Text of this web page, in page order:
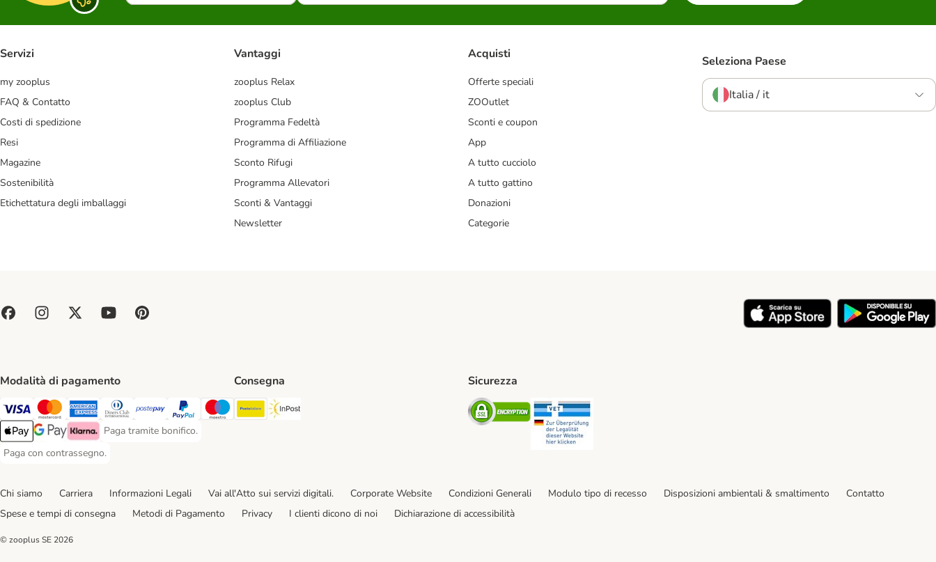
Servizi
my zooplus
FAQ & Contatto
Costi di spedizione
Resi
Magazine
Sostenibilità
Etichettatura degli imballaggi
Vantaggi
zooplus Relax
zooplus Club
Programma Fedeltà
Programma di Affiliazione
Sconto Rifugi
Programma Allevatori
Sconti & Vantaggi
Newsletter
Acquisti
Offerte speciali
ZOOutlet
Sconti e coupon
App
A tutto cucciolo
A tutto gattino
Donazioni
Categorie
Seleziona Paese
Italia / it
Modalità di pagamento
Paga con Visa. Payment Method
Paga con Mastercard. Payment Method
Paga con American Express. Payment Method
Paga con Diners Club. Payment Method
Paga con Postepay. Payment Method
Paga con PayPal. Payment Method
Paga con Maestro. Payment Method
Apple Pay Payment Method
Google Pay Payment Method
Klarna Payment Method
Paga tramite bonifico.
Paga tramite bonifico. Payment Method
Paga con contrassegno.
Paga con contrassegno. Payment Method
Consegna
Poste Italiane. Shipping Method
Sicurezza
Security
Chi siamo Carriera Informazioni Legali Vai all'Atto sui servizi digitali. Corporate Website Condizioni Generali Modulo tipo di recesso Disposizioni ambientali & smaltimento
Contatto
Spese e tempi di consegna
Metodi di Pagamento Privacy I clienti dicono di noi Dichiarazione di accessibilità
© zooplus SE 2026